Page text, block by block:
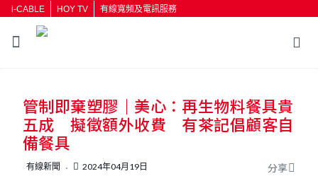
i-CABLE HOY TV 有線寬頻及電訊服務
按輸入鍵開始搜尋
管制即棄塑膠｜美心：再生物料餐具貴
五成 擬徵額外收費 有茶記倡顧客自
備餐具
有線新聞 2024年04月19日 分享